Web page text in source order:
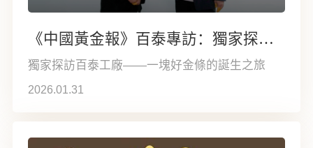
《中國黃金報》百泰專訪：獨家探訪百泰工廠——一塊好金條的誕生之旅
獨家探訪百泰工廠——一塊好金條的誕生之旅
2026.01.31